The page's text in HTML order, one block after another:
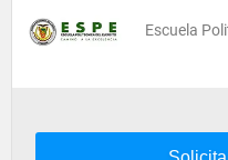
Escuela